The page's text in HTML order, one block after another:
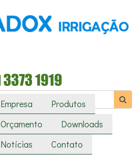
Empresa
Produtos
Orçamento
Downloads
Notícias
Contato